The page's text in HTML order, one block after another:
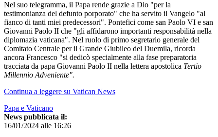
Nel suo telegramma, il Papa rende grazie a Dio "per la
testimonianza del defunto porporato" che ha servito il Vangelo "al
fianco di tanti miei predecessori". Pontefici come san Paolo VI e san
Giovanni Paolo II che "gli affidarono importanti responsabilità nella
diplomazia vaticana". Nel ruolo di primo segretario generale del
Comitato Centrale per il Grande Giubileo del Duemila, ricorda
ancora Francesco "si dedicò specialmente alla fase preparatoria
tracciata da papa Giovanni Paolo II nella lettera apostolica Tertio
Millennio Adveniente".
Continua a leggere su Vatican News
Papa e Vaticano
News pubblicata il:
16/01/2024 alle 16:26